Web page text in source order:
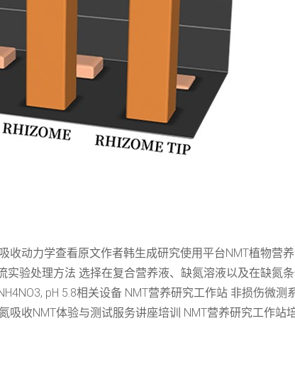
动力学查看原文作者韩生成研究使用平台NMT植物营
验处理方法 选择在复合营养液、缺氮溶液以及在缺氮
pH 5.8相关设备 NMT营养研究工作站 非损伤微测
收NMT体验与测试服务讲座培训 NMT营养研究工作站